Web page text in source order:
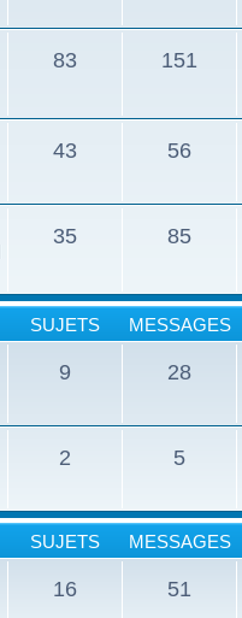
83 151
43 56
35 85
SUJETS MESSAGES
9 28
2 5
SUJETS MESSAGES
16 51